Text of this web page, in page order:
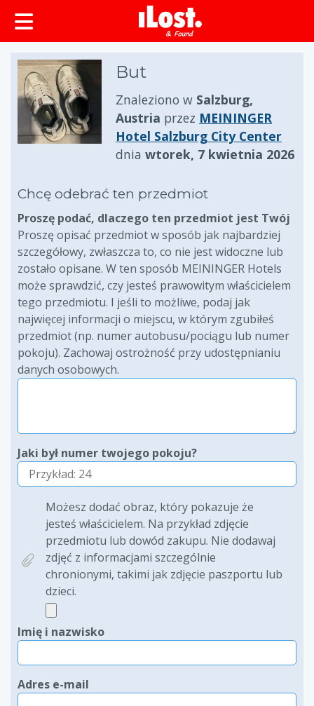
zawartości
But
Znaleziono w Salzburg,
Austria przez MEININGER
Hotel Salzburg City Center
dnia wtorek, 7 kwietnia 2026
Chcę odebrać ten przedmiot
Proszę podać, dlaczego ten przedmiot jest Twój
Proszę opisać przedmiot w sposób jak najbardziej
szczegółowy, zwłaszcza to, co nie jest widoczne lub
zostało opisane. W ten sposób MEININGER Hotels
może sprawdzić, czy jesteś prawowitym właścicielem
tego przedmiotu. I jeśli to możliwe, podaj jak
najwięcej informacji o miejscu, w którym zgubiłeś
przedmiot (np. numer autobusu/pociągu lub numer
pokoju). Zachowaj ostrożność przy udostępnianiu
danych osobowych.
Jaki był numer twojego pokoju?
Możesz dodać obraz, który pokazuje że
jesteś właścicielem. Na przykład zdjęcie
przedmiotu lub dowód zakupu. Nie dodawaj
zdjęć z informacjami szczególnie
chronionymi, takimi jak zdjęcie paszportu lub
dzieci.
Imię i nazwisko
Adres e-mail